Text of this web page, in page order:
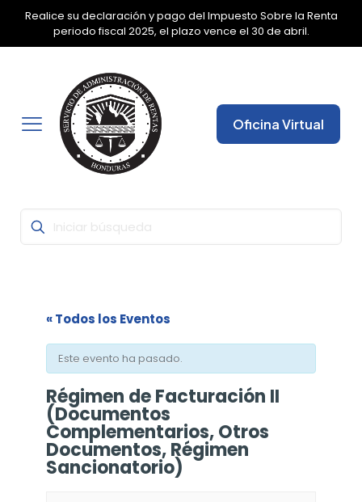
Realice su declaración y pago del Impuesto Sobre la Renta
periodo fiscal 2025, el plazo vence el 30 de abril.
✕
Oficina Virtual
« Todos los Eventos
Este evento ha pasado.
Régimen de Facturación II
(Documentos
Complementarios, Otros
Documentos, Régimen
Sancionatorio)